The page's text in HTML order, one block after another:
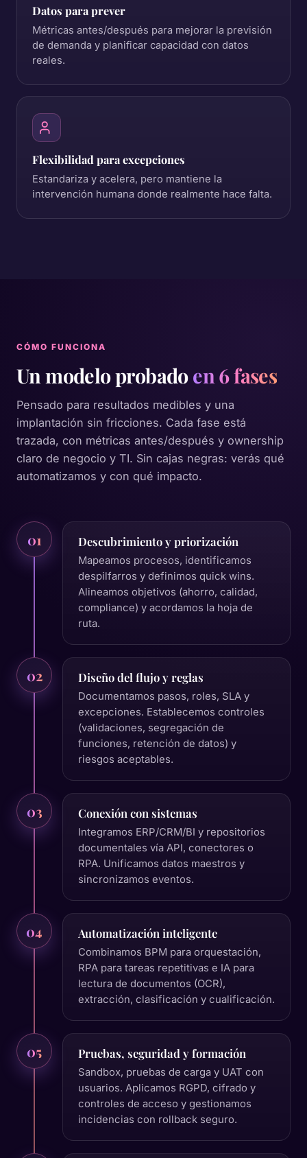
Datos para prever
Métricas antes/después para mejorar la previsión
de demanda y planificar capacidad con datos
reales.
Flexibilidad para excepciones
Estandariza y acelera, pero mantiene la
intervención humana donde realmente hace falta.
CÓMO FUNCIONA
Un modelo probadoen 6 fases
Pensado para resultados medibles y una
implantación sin fricciones. Cada fase está
trazada, con métricas antes/después y ownership
claro de negocio y TI. Sin cajas negras: verás qué
automatizamos y con qué impacto.
01 Descubrimiento y priorización
Mapeamos procesos, identificamos
despilfarros y definimos quick wins.
Alineamos objetivos (ahorro, calidad,
compliance) y acordamos la hoja de
ruta.
02 Diseño del flujo y reglas
Documentamos pasos, roles, SLA y
excepciones. Establecemos controles
(validaciones, segregación de
funciones, retención de datos) y
riesgos aceptables.
03 Conexión con sistemas
Integramos ERP/CRM/BI y repositorios
documentales vía API, conectores o
RPA. Unificamos datos maestros y
sincronizamos eventos.
04 Automatización inteligente
Combinamos BPM para orquestación,
RPA para tareas repetitivas e IA para
lectura de documentos (OCR),
extracción, clasificación y cualificación.
05 Pruebas, seguridad y formación
Sandbox, pruebas de carga y UAT con
usuarios. Aplicamos RGPD, cifrado y
controles de acceso y gestionamos
incidencias con rollback seguro.